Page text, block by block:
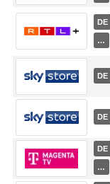
DE
…
DE
DE
DE
…